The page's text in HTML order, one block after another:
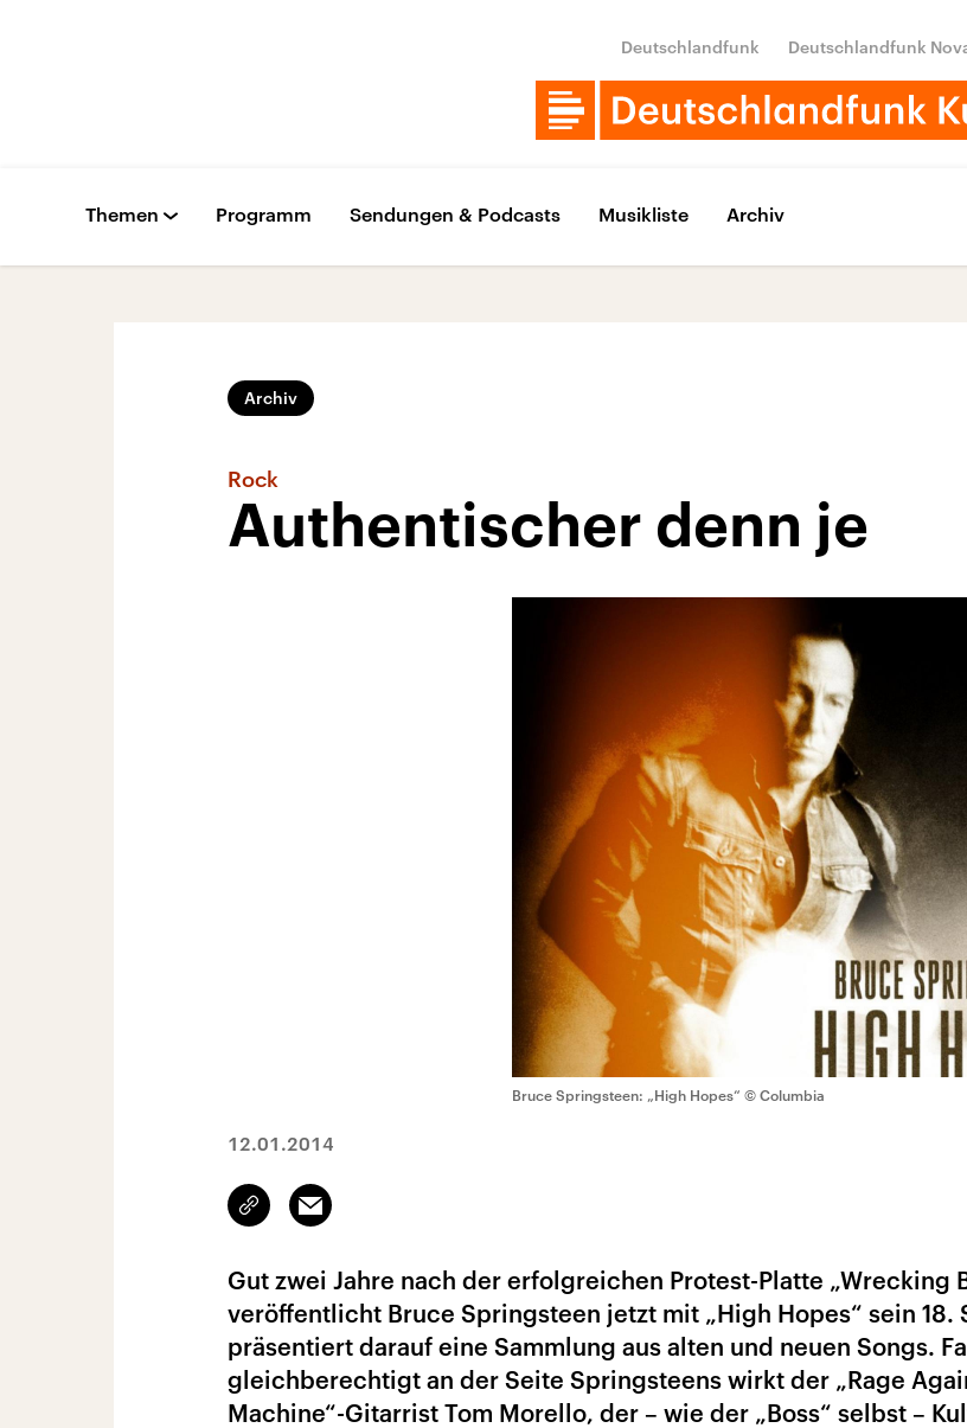
Deutschlandfunk Deutschlandfunk
Themen Programm Sendungen & Podcasts Musikliste Archiv
Archiv
Rock
Authentischer denn je
Bruce Springsteen: „High Hopes“ © Columbia
12.01.2014
Link
kopieren/teilen
Email
Gut zwei Jahre nach der erfolgreichen Protest-Platte „Wrecking
veröffentlicht Bruce Springsteen jetzt mit „High Hopes“ sein 18.
präsentiert darauf eine Sammlung aus alten und neuen Songs.
gleichberechtigt an der Seite Springsteens wirkt der „Rage
Machine“-Gitarrist Tom Morello, der – wie der „Boss“ selbst –